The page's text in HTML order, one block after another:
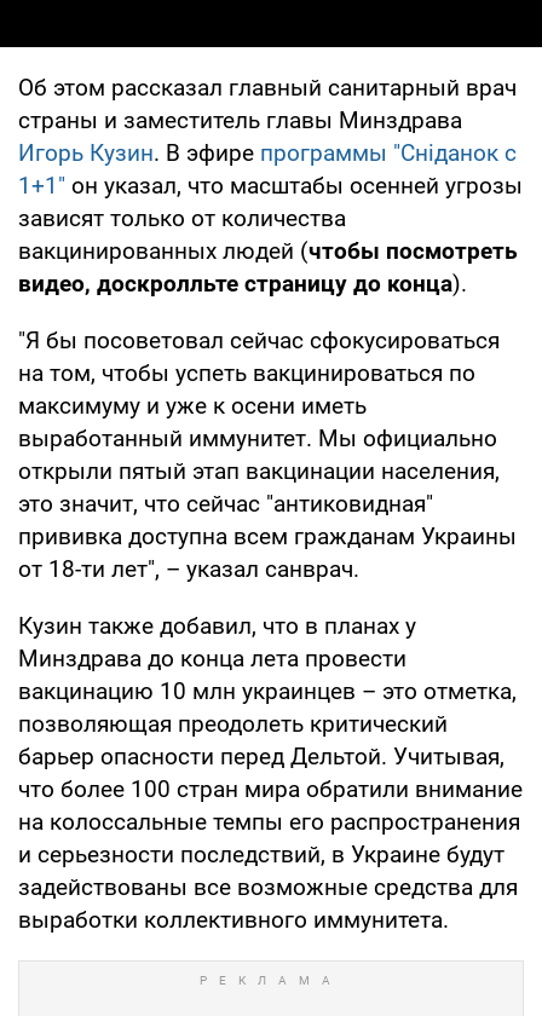
Об этом рассказал главный санитарный врач
страны и заместитель главы Минздрава
Игорь Кузин. В эфире программы "Сніданок с
1+1" он указал, что масштабы осенней угрозы
зависят только от количества
вакцинированных людей (чтобы посмотреть
видео, доскролльте страницу до конца).
"Я бы посоветовал сейчас сфокусироваться
на том, чтобы успеть вакцинироваться по
максимуму и уже к осени иметь
выработанный иммунитет. Мы официально
открыли пятый этап вакцинации населения,
это значит, что сейчас "антиковидная"
прививка доступна всем гражданам Украины
от 18-ти лет", – указал санврач.
Кузин также добавил, что в планах у
Минздрава до конца лета провести
вакцинацию 10 млн украинцев – это отметка,
позволяющая преодолеть критический
барьер опасности перед Дельтой. Учитывая,
что более 100 стран мира обратили внимание
на колоссальные темпы его распространения
и серьезности последствий, в Украине будут
задействованы все возможные средства для
выработки коллективного иммунитета.